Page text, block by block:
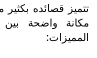
تتميز قصائده
مكانة واضحة
المميزات: